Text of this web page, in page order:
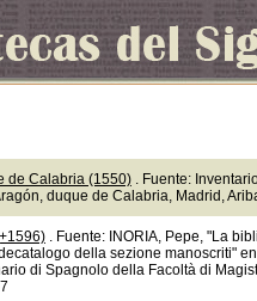
de Calabria (1550). Fuente:
duque de Calabria, Madrid,
. Fuente: INORIA, Pepe, "La
della sezione manoscriti"
di Spagnolo della Facoltà di